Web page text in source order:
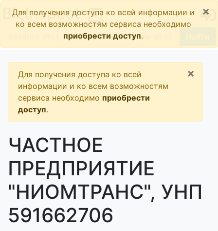
BizInspect
Для получения доступа ко всей информации и
ко всем возможностям сервиса необходимо
приобрести доступ.
×
Для получения доступа ко всей
информации и ко всем возможностям
сервиса необходимо приобрести
доступ.
×
ЧАСТНОЕ
ПРЕДПРИЯТИЕ
"НИОМТРАНС", УНП
591662706